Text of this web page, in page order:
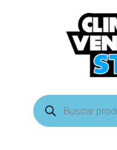
Búsqueda
de
productos